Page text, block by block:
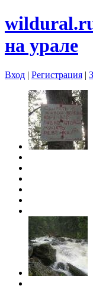
на урале
Вход | Регистрация |